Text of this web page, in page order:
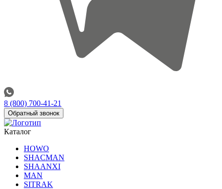
8 (800) 700-41-21
Обратный звонок
Каталог
HOWO
SHACMAN
SHAANXI
MAN
SITRAK